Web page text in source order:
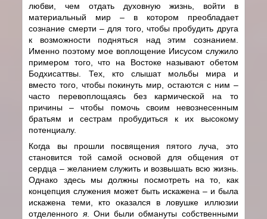
любви, чем отдать духовную жизнь, войти в
материальный мир – в котором преобладает
сознание смерти – для того, чтобы пробудить друга
к возможности подняться над этим сознанием.
Именно поэтому мое воплощение Иисусом служило
примером того, что на Востоке называют обетом
Бодхисаттвы. Тех, кто слышат мольбы мира и
вместо того, чтобы покинуть мир, остаются с ним –
часто перевоплощаясь без кармической на то
причины – чтобы помочь своим невознесенным
братьям и сестрам пробудиться к их высокому
потенциалу.
Когда вы прошли посвящения пятого луча, это
становится той самой основой для общения от
сердца – желанием служить и возвышать всю жизнь.
Однако здесь мы должны посмотреть на то, как
концепция служения может быть искажена – и была
искажена теми, кто оказался в ловушке иллюзии
отделенного я. Они были обмануты собственными